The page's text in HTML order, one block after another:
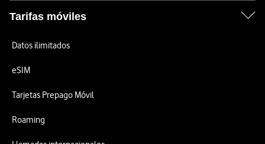
Tarifas móviles
Datos ilimitados
eSIM
Tarjetas Prepago Móvil
Roaming